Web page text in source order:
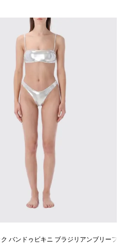
バンドゥビキニ ブラジリアンブリーフ